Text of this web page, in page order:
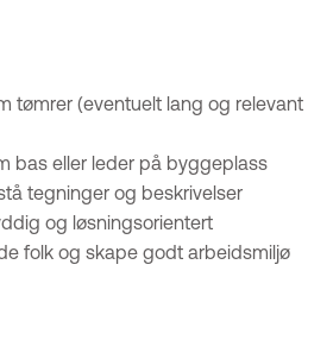
tømrer (eventuelt lang og relevant
bas eller leder på byggeplass
tegninger og beskrivelser
og løsningsorientert
folk og skape godt arbeidsmiljø